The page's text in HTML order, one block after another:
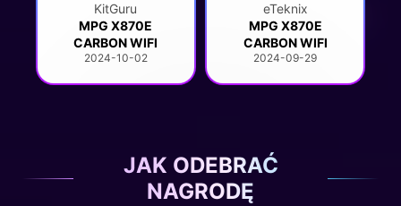
KitGuru
MPG X870E
CARBON WIFI
2024-10-02
eTeknix
MPG X870E
CARBON WIFI
2024-09-29
JAK ODEBRAĆ
NAGRODĘ